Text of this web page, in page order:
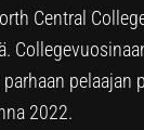
Central
pelaajan
2022.